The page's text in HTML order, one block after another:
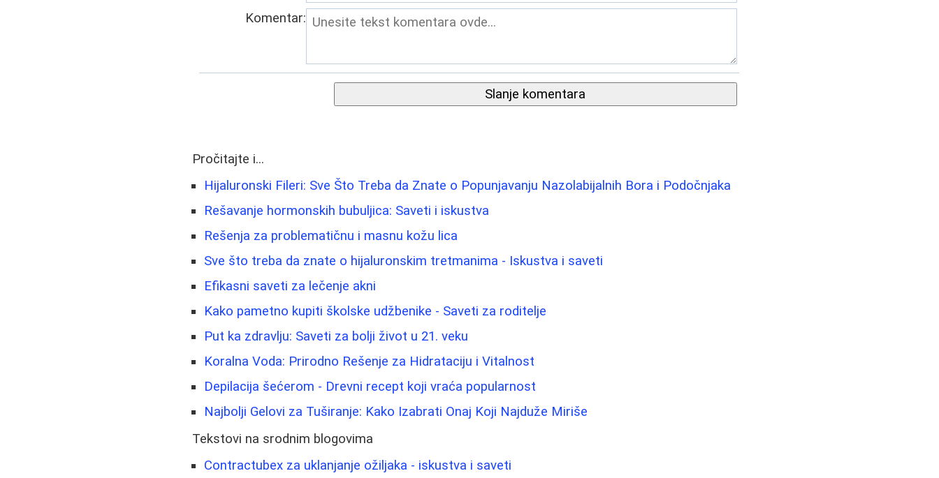
Komentar:
Slanje komentara
Pročitajte i...
Hijaluronski Fileri: Sve Što Treba da Znate o Popunjavanju Nazolabijalnih Bora i Podočnjaka
Rešavanje hormonskih bubuljica: Saveti i iskustva
Rešenja za problematičnu i masnu kožu lica
Sve što treba da znate o hijaluronskim tretmanima - Iskustva i saveti
Efikasni saveti za lečenje akni
Kako pametno kupiti školske udžbenike - Saveti za roditelje
Put ka zdravlju: Saveti za bolji život u 21. veku
Koralna Voda: Prirodno Rešenje za Hidrataciju i Vitalnost
Depilacija šećerom - Drevni recept koji vraća popularnost
Najbolji Gelovi za Tuširanje: Kako Izabrati Onaj Koji Najduže Miriše
Tekstovi na srodnim blogovima
Contractubex za uklanjanje ožiljaka - iskustva i saveti